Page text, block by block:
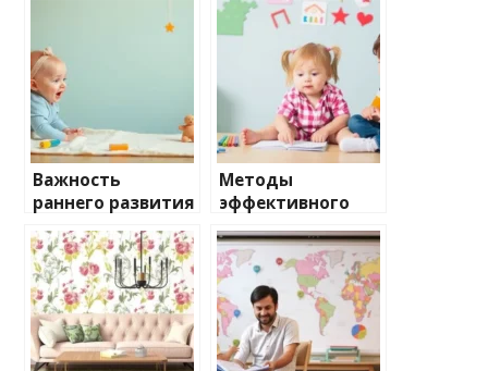
Важность
раннего развития
детей: ключевые
направления для
гармоничного
роста
Методы
эффективного
обучения
английскому
языку для детей
и подготовка к
школе